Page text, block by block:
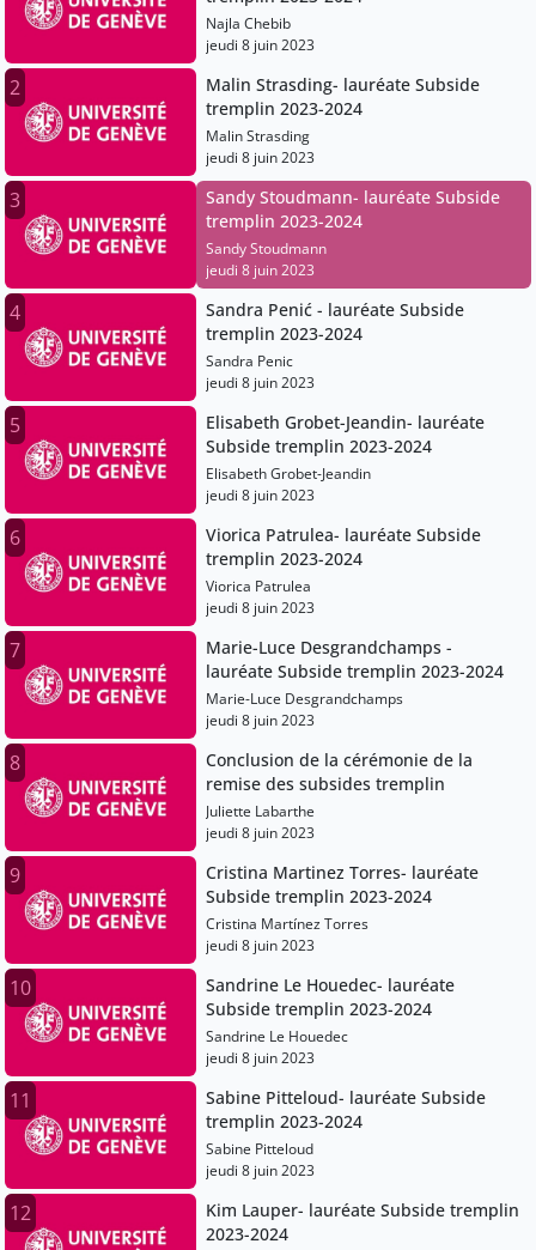
Najla Chebib
jeudi 8 juin 2023
2
Malin Strasding- lauréate Subside
tremplin 2023-2024
Malin Strasding
jeudi 8 juin 2023
3
Sandy Stoudmann- lauréate Subside
tremplin 2023-2024
Sandy Stoudmann
jeudi 8 juin 2023
4
Sandra Penić - lauréate Subside
tremplin 2023-2024
Sandra Penic
jeudi 8 juin 2023
5
Elisabeth Grobet-Jeandin- lauréate
Subside tremplin 2023-2024
Elisabeth Grobet-Jeandin
jeudi 8 juin 2023
6
Viorica Patrulea- lauréate Subside
tremplin 2023-2024
Viorica Patrulea
jeudi 8 juin 2023
7
Marie-Luce Desgrandchamps -
lauréate Subside tremplin 2023-2024
Marie-Luce Desgrandchamps
jeudi 8 juin 2023
8
Conclusion de la cérémonie de la
remise des subsides tremplin
Juliette Labarthe
jeudi 8 juin 2023
9
Cristina Martinez Torres- lauréate
Subside tremplin 2023-2024
Cristina Martínez Torres
jeudi 8 juin 2023
10
Sandrine Le Houedec- lauréate
Subside tremplin 2023-2024
Sandrine Le Houedec
jeudi 8 juin 2023
11
Sabine Pitteloud- lauréate Subside
tremplin 2023-2024
Sabine Pitteloud
jeudi 8 juin 2023
12
Kim Lauper- lauréate Subside tremplin
2023-2024